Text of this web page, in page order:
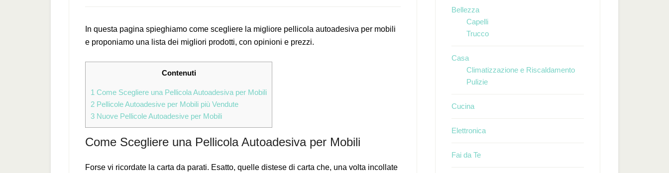
In questa pagina spieghiamo come scegliere la migliore pellicola autoadesiva per mobili
e proponiamo una lista dei migliori prodotti, con opinioni e prezzi.
Contenuti
1 Come Scegliere una Pellicola Autoadesiva per Mobili
2 Pellicole Autoadesive per Mobili più Vendute
3 Nuove Pellicole Autoadesive per Mobili
Come Scegliere una Pellicola Autoadesiva per Mobili
Forse vi ricordate la carta da parati. Esatto, quelle distese di carta che, una volta incollate
Bellezza
Capelli
Trucco
Casa
Climatizzazione e Riscaldamento
Pulizie
Cucina
Elettronica
Fai da Te